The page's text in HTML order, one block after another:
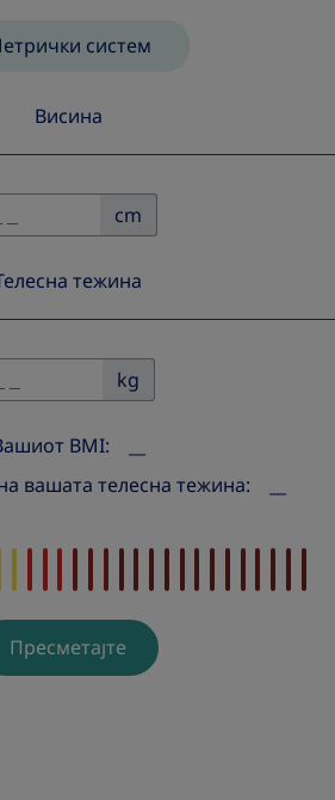
систем
Висина
cm
тежина
kg
BMI:
вашата телесна тежина:
Пресметајте